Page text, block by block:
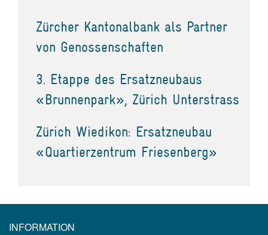
Zürcher Kantonalbank als Partner
von Genossenschaften
3. Etappe des Ersatzneubaus
«Brunnenpark», Zürich Unterstrass
Zürich Wiedikon: Ersatzneubau
«Quartierzentrum Friesenberg»
INFORMATION